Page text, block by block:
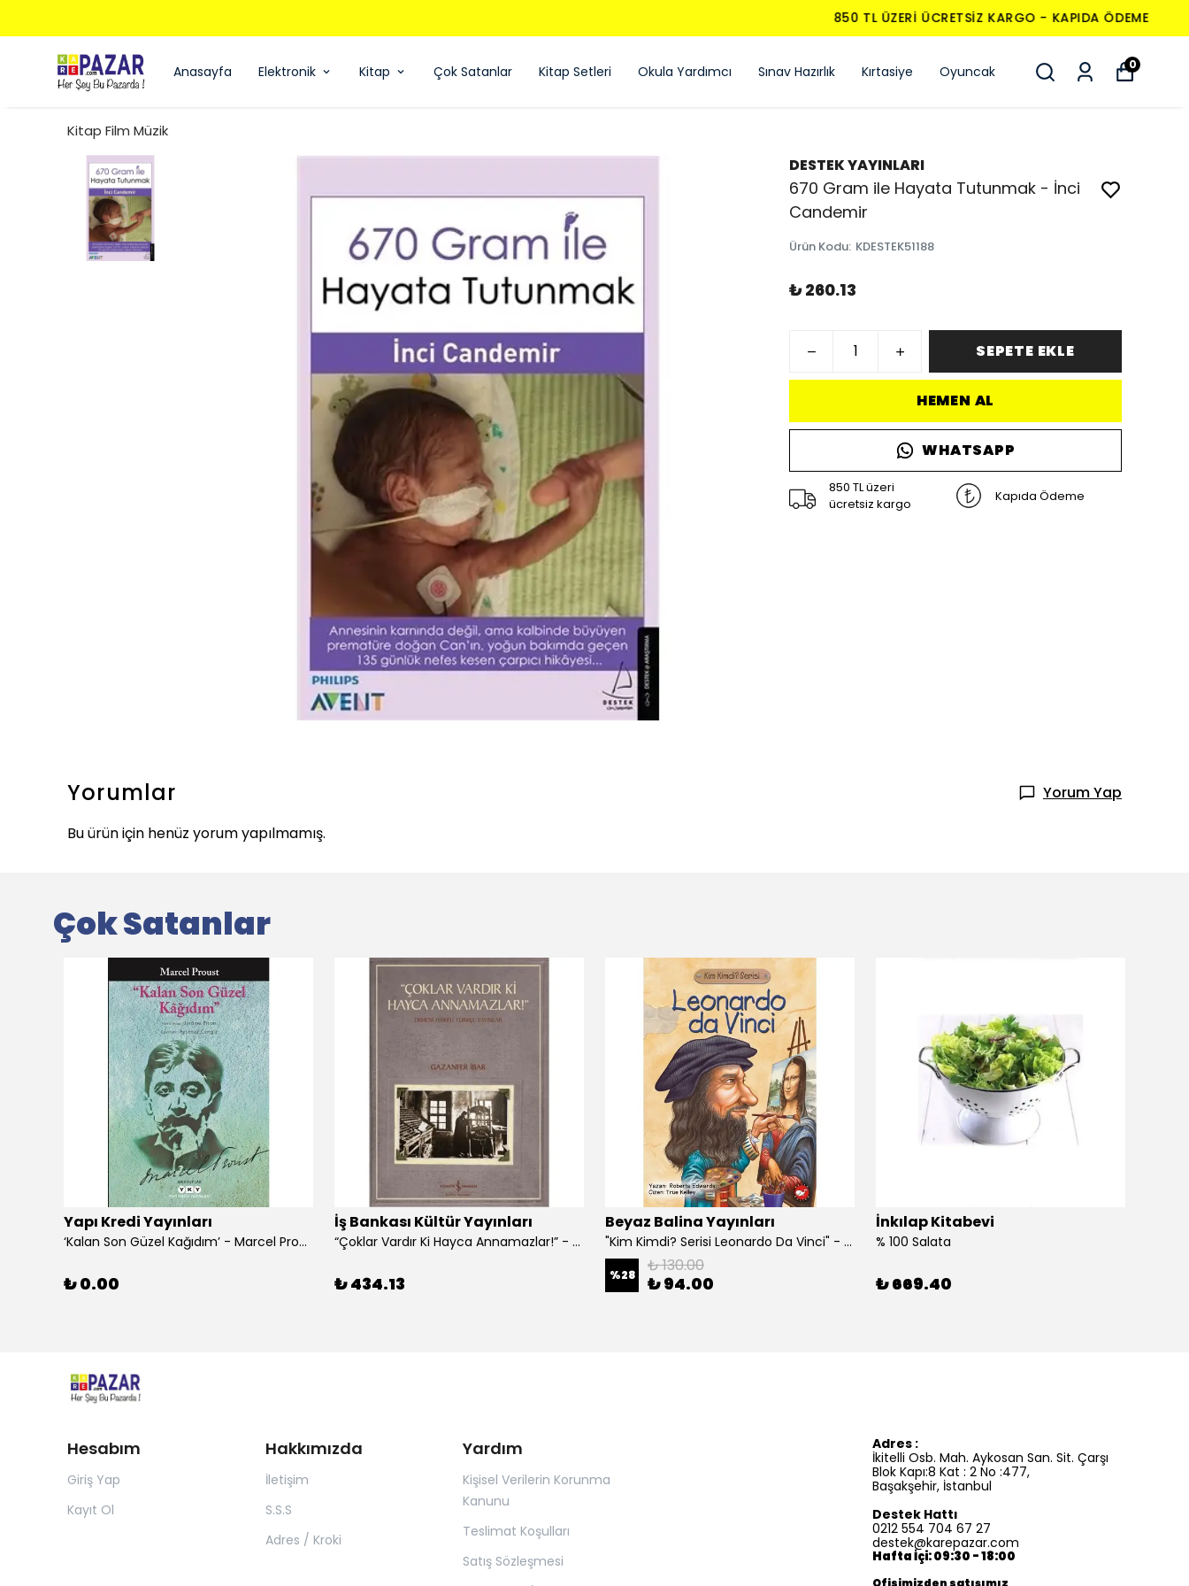
Anasayfa Elektronik Kitap Çok Satanlar Kitap Setleri Okula Yardımcı Sınav Hazırlık Kırtasiye Oyuncak 0
Kitap Film Müzik
DESTEK YAYINLARI
670 Gram ile Hayata Tutunmak - İnci
Candemir
Ürün Kodu: KDESTEK51188
₺ 260.13
SEPETE EKLE
HEMEN AL
WHATSAPP
850 TL üzeri
ücretsiz kargo
Kapıda Ödeme
Yorumlar
Yorum Yap
Bu ürün için henüz yorum yapılmamış.
Çok Satanlar
Yapı Kredi Yayınları
‘Kalan Son Güzel Kağıdım’ - Marcel Proust
₺ 0.00
İş Bankası Kültür Yayınları
“Çoklar Vardır Ki Hayca Annamazlar!” - Gazanfer İbar
₺ 434.13
Beyaz Balina Yayınları
"Kim Kimdi? Serisi Leonardo Da Vinci" - Roberta Edwards
%28 ₺ 130.00
₺ 94.00
İnkılap Kitabevi
% 100 Salata
₺ 669.40
Hesabım
Giriş Yap
Kayıt Ol
Hakkımızda
İletişim
S.S.S
Adres / Kroki
Yardım
Kişisel Verilerin Korunma
Kanunu
Teslimat Koşulları
Satış Sözleşmesi
Adres :
İkitelli Osb. Mah. Aykosan San. Sit. Çarşı
Blok Kapı:8 Kat : 2 No :477,
Başakşehir, İstanbul
Destek Hattı
0212 554 704 67 27
destek@karepazar.com
Hafta İçi: 09:30 - 18:00
Ofisimizden satışımız